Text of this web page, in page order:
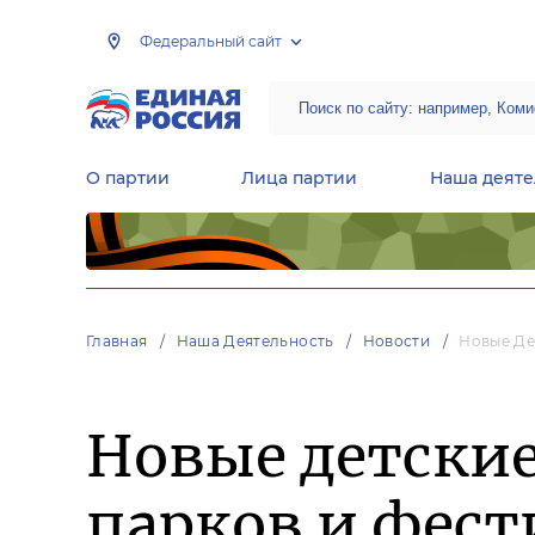
Федеральный сайт
О партии Лица партии Наша
Главная Наша Деятельность Новости Новые
Новые